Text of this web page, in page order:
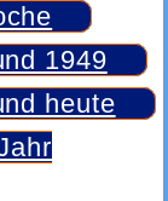
1949
heute